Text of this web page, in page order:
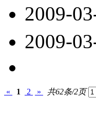
2009-
2009-
« 1 2 » 共62条/2页